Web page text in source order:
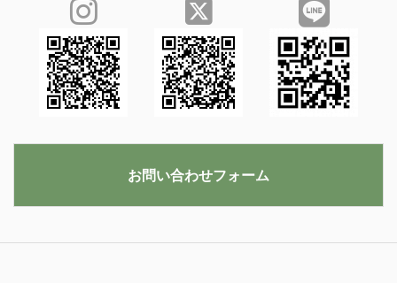
お問い合わせフォーム